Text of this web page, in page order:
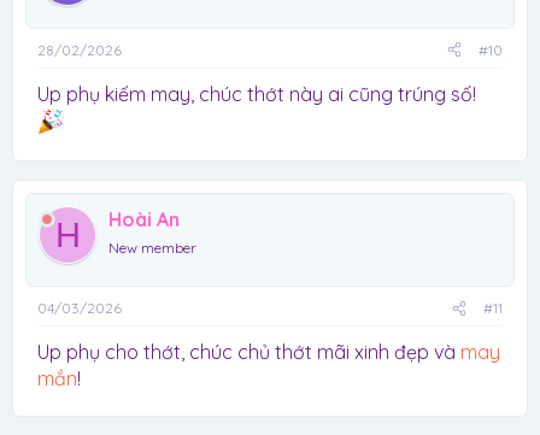
28/02/2026 #10
Up phụ kiếm may, chúc thớt này ai cũng trúng số!
H Hoài An
New member
04/03/2026 #11
Up phụ cho thớt, chúc chủ thớt mãi xinh đẹp và may
mắn!